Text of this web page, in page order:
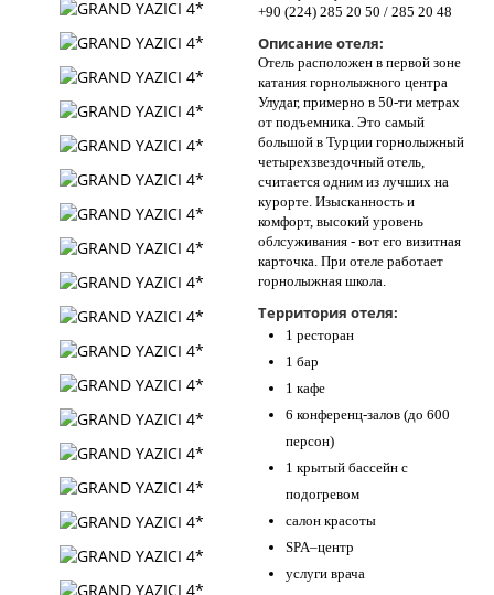
+90 (224) 285 20 50 / 285 20 48
Описание отеля:
Отель расположен в первой зоне
катания горнолыжного центра
Улудаг, примерно в 50-ти метрах
от подъемника. Это самый
большой в Турции горнолыжный
четырехзвездочный отель,
считается одним из лучших на
курорте. Изысканность и
комфорт, высокий уровень
облсуживания - вот его визитная
карточка. При отеле работает
горнолыжная школа.
Территория отеля:
1 ресторан
1 бар
1 кафе
6 конференц-залов (до 600
персон)
1 крытый бассейн с
подогревом
салон красоты
SPA–центр
услуги врача